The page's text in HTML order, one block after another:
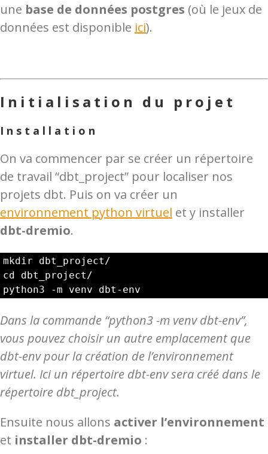
une base de données postgres (où le jeux de
données est disponible ici).
Initialisation du projet
Installation
On va commencer par se créer un répertoire
de travail “dbt_project” pour localiser nos
projets dbt. Puis on va créer un
environnement python virtuel et y installer
dbt-dremio.
mkdir dbt_project/
cd dbt_project/
python3 -m venv dbt-env
Dans la commande “python3 -m venv dbt-env”,
vous pouvez choisir un autre emplacement que
dbt-env pour la création de l’environnement
virtuel. Ici un répertoire dbt-env sera créé dans le
répertoire dbt_project.
Ensuite nous allons activer l’environnement
et installer dbt-dremio :